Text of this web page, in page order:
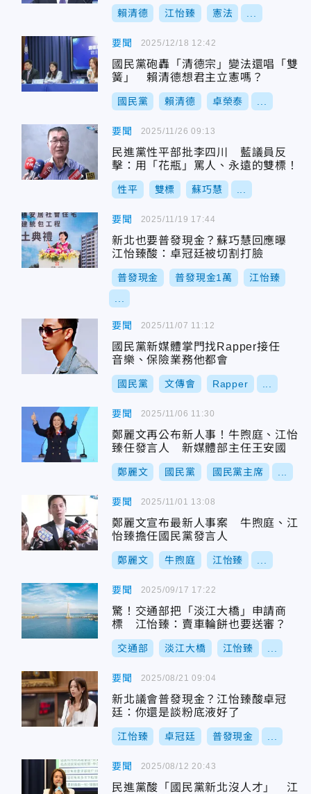
賴清德 江怡臻 憲法
要聞
國民黨砲轟「清德宗」變法還唱「雙
簧」 賴清德想君主立憲嗎？
國民黨 賴清德 卓榮泰
2025/12/18 12:42
要聞
民進黨性平部批李四川 藍議員反
擊：用「花瓶」罵人、永遠的雙標！
性平 雙標 蘇巧慧
2025/11/26 09:13
要聞
新北也要普發現金？蘇巧慧回應曝
江怡臻酸：卓冠廷被切割打臉
普發現金 普發現金1萬 江怡臻
2025/11/19 17:44
要聞
國民黨新媒體掌門找Rapper接任
音樂、保險業務他都會
國民黨 文傳會 Rapper
2025/11/07 11:12
要聞
鄭麗文再公布新人事！牛煦庭、江怡
臻任發言人 新媒體部主任王安國
鄭麗文 國民黨 國民黨主席
2025/11/06 11:30
要聞
鄭麗文宣布最新人事案 牛煦庭、江
怡臻擔任國民黨發言人
鄭麗文 牛煦庭 江怡臻
2025/11/01 13:08
要聞
驚！交通部把「淡江大橋」申請商
標 江怡臻：賣車輪餅也要送審？
交通部 淡江大橋 江怡臻
2025/09/17 17:22
要聞
新北議會普發現金？江怡臻酸卓冠
廷：你還是談粉底液好了
江怡臻 卓冠廷 普發現金
2025/08/21 09:04
要聞
民進黨酸「國民黨新北沒人才」 江
2025/08/12 20:43